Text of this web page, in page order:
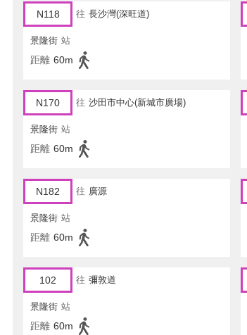
N118 往 長沙灣(深旺道)
景隆街 站
距離 60m
N170 往 沙田市中心(新城市廣場)
景隆街 站
距離 60m
N182 往 廣源
景隆街 站
距離 60m
102 往 彌敦道
景隆街 站
距離 60m